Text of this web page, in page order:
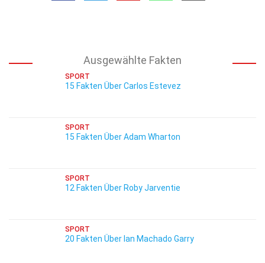
Ausgewählte Fakten
SPORT
15 Fakten Über Carlos Estevez
SPORT
15 Fakten Über Adam Wharton
SPORT
12 Fakten Über Roby Jarventie
SPORT
20 Fakten Über Ian Machado Garry